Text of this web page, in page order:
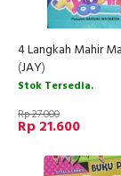
(JAY)
Stok Tersedia.
Rp 27.000
Rp 21.600